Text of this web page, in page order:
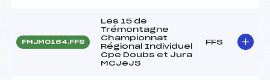
FMJM0164.FFS
Les 15 de
Trémontagne
Championnat
Régional Individuel
Cpe Doubs et Jura
MCJeJS
FFS